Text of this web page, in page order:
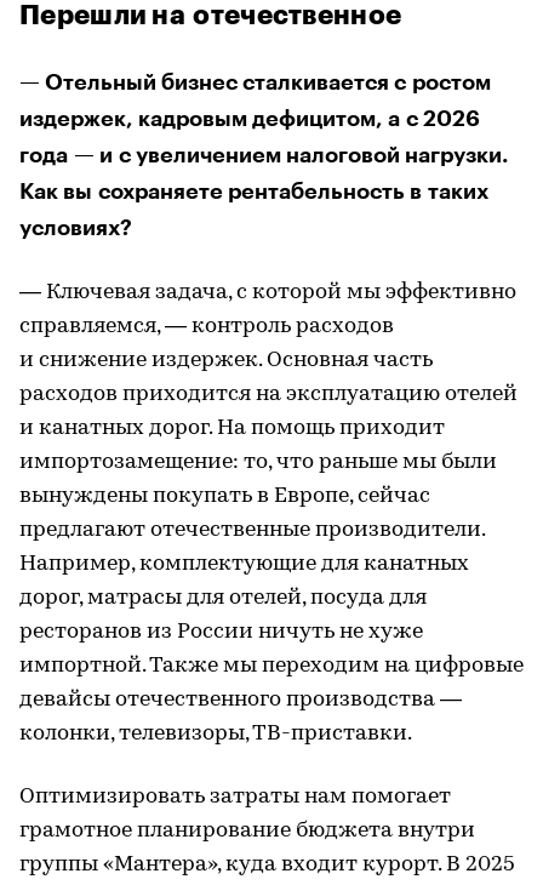
Перешли на отечественное
— Отельный бизнес сталкивается с ростом
издержек, кадровым дефицитом, а с 2026
года — и с увеличением налоговой нагрузки.
Как вы сохраняете рентабельность в таких
условиях?
— Ключевая задача, с которой мы эффективно
справляемся, — контроль расходов
и снижение издержек. Основная часть
расходов приходится на эксплуатацию отелей
и канатных дорог. На помощь приходит
импортозамещение: то, что раньше мы были
вынуждены покупать в Европе, сейчас
предлагают отечественные производители.
Например, комплектующие для канатных
дорог, матрасы для отелей, посуда для
ресторанов из России ничуть не хуже
импортной. Также мы переходим на цифровые
девайсы отечественного производства —
колонки, телевизоры, ТВ-приставки.
Оптимизировать затраты нам помогает
грамотное планирование бюджета внутри
группы «Мантера», куда входит курорт. В 2025